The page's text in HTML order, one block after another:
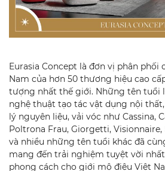
Eurasia Concept là đơn vị phân phối
Nam của hơn 50 thương hiệu cao
tượng nhất thế giới. Những tên tuổi
nghệ thuật tạo tác vật dụng nội
lý nguyên liệu, vải vóc như Cassina,
Poltrona Frau, Giorgetti, Visionnaire,
và nhiều những tên tuổi khác đã
mang đến trải nghiệm tuyệt vời
phong cách cho giới mộ điệu Việt